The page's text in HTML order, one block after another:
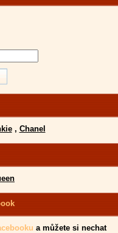
, Chanel
a můžete si nechat